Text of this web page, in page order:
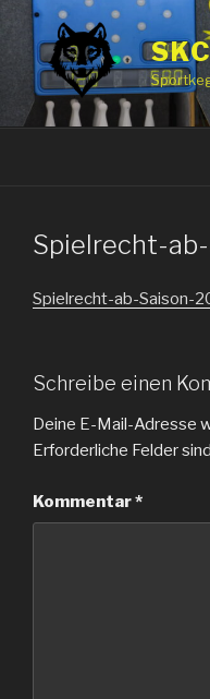
springen
Spielrecht-
Spielrecht-ab-Saison-
Schreibe einen
Deine E-Mail-Adresse
Erforderliche Felder
Kommentar*